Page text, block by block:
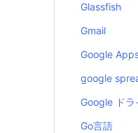
Glassfish
Gmail
Google
google
Google ドラ
Go言語